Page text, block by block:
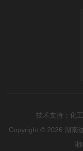
技术支持： 化
Copyright © 2026 湖南
湘